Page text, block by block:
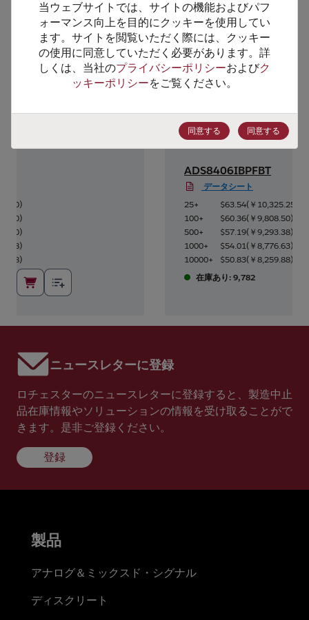
代替製品のご提案
)
)
)
)
)
ADS8406IBPFBT
データシート
25+
$63.54(￥10,325.25
100+
$60.36(￥9,808.50)
500+
$57.19(￥9,293.38)
1000+
$54.01(￥8,776.63)
10000+
$50.83(￥8,259.88)
在庫あり: 9,782
ニュースレターに登録
ロチェスターのニュースレターに登録すると、製造中止
品在庫情報やソリューションの情報を受け取ることがで
きます。是非ご登録ください。
登録
当ウェブサイトでは、サイトの機能およびパフ
ォーマンス向上を目的にクッキーを使用してい
ます。サイトを閲覧いただく際には、クッキー
の使用に同意していただく必要があります。詳
しくは、当社のプライバシーポリシーおよびク
ッキーポリシーをご覧ください。
同意する 同意する
製品
アナログ＆ミックスド・シグナル
ディスクリート